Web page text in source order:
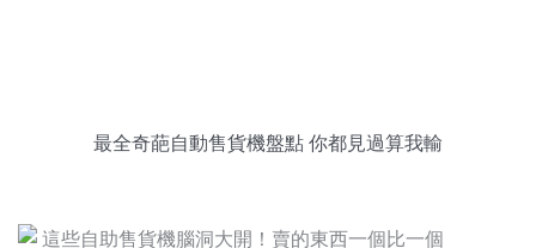
最全奇葩自動售貨機盤點 你都見過算我輸